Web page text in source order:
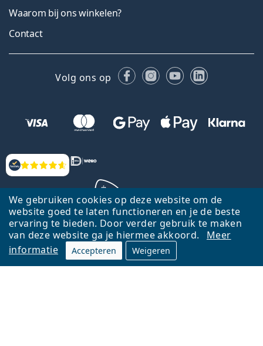
We gebruiken cookies op deze website om de
website goed te laten functioneren en je de beste
ervaring te bieden. Door verder gebruik te maken
van deze website ga je hiermee akkoord.
Meer
informatie
Accepteren Weigeren
Beoordelingen
Waarom bij ons winkelen?
Contact
Volg ons op FacebookInstagram
YouTubeLinkedIn
Terug naar de homepagina
Ga omhoog
Lentiamo.nl is eigendom van en wordt beheerd door Lentiamo s.r.o.,
Tsjechië
Hier al 18 jaar voor jou.